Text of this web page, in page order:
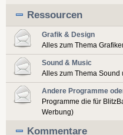
Ressourcen
Grafik & Design
Alles zum Thema
Sound & Music
Alles zum Thema Sound
Andere Programme
Programme die für
Werbung)
Kommentare